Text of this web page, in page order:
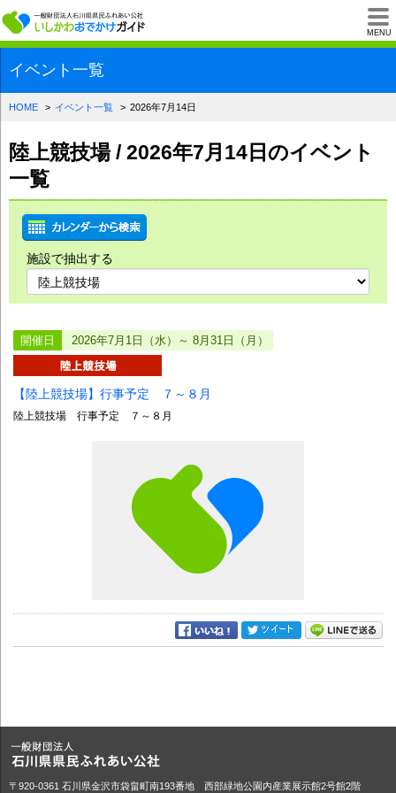
MENU
一般財団法人石川
イベント一覧
HOME イベント一覧 2026年7月14日
陸上競技場 / 2026年7月14日のイベント
一覧
施設で抽出する
開催日 2026年7月1日（水）～ 8月31日（月）
【陸上競技場】行事予定 ７～８月
陸上競技場 行事予定 ７～８月
〒920-0361 石川県金沢市袋畠町南193番地 西部緑地公園内産業展示館2号館2階